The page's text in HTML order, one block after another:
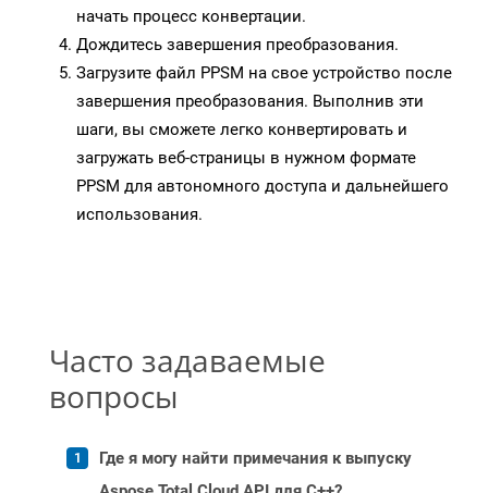
начать процесс конвертации.
Дождитесь завершения преобразования.
Загрузите файл PPSM на свое устройство после
завершения преобразования. Выполнив эти
шаги, вы сможете легко конвертировать и
загружать веб-страницы в нужном формате
PPSM для автономного доступа и дальнейшего
использования.
Часто задаваемые
вопросы
Где я могу найти примечания к выпуску